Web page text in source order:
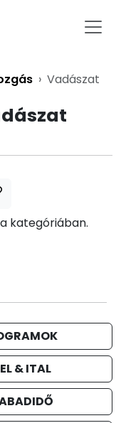
Vadászat
kategóriában.
& ITAL